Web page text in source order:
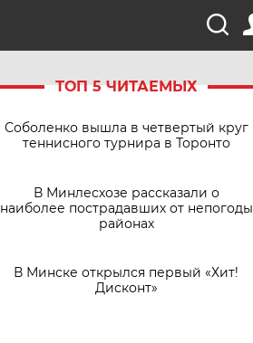
ТОП 5 ЧИТАЕМЫХ
Соболенко вышла в четвертый круг
теннисного турнира в Торонто
В Минлесхозе рассказали о
наиболее пострадавших от непогоды
районах
В Минске открылся первый «Хит!
Дисконт»